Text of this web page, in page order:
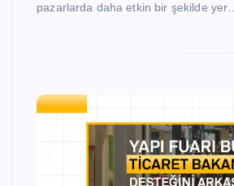
pazarlarda daha etkin bir şekilde yer…